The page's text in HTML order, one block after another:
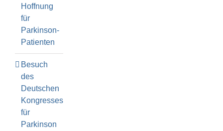
Hoffnung
für
Parkinson-
Patienten
Besuch
des
Deutschen
Kongresses
für
Parkinson